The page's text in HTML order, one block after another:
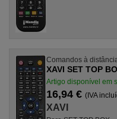
Comandos à
XAVI SET TOP
Artigo disponível em
16,94 € (IVA
XAVI